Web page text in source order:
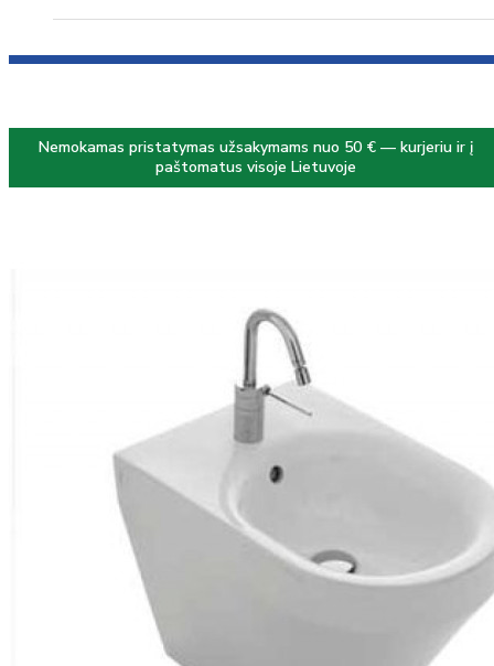
Nemokamas pristatymas užsakymams nuo 50 € — kurjeriu ir į
paštomatus visoje Lietuvoje